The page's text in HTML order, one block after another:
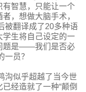
智慧，只能让一个
，想做大脑手术，
被翻译成了20多种语
学生将自己设定的一
题是——我们是否必
员？
沟似乎超越了当今世
经造就了一种“颠倒